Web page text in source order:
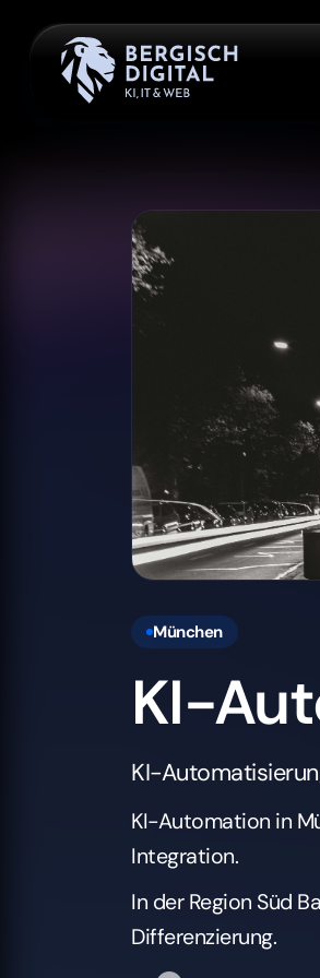
München
KI-
KI-
KI-Automation in
Integration.
In der Region Süd
Differenzierung.